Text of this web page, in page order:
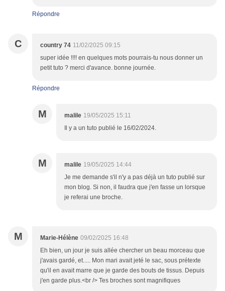
Répondre
C country 74 11/02/2025 09:15
super idée !!!! en quelques mots pourrais-tu nous donner un
petit tuto ? merci d'avance. bonne journée.
Répondre
M malile 19/05/2025 15:11
Il y a un tuto publié le 16/02/2024.
M malile 19/05/2025 14:44
Je me demande s'il n'y a pas déjà un tuto publié sur
mon blog. Si non, il faudra que j'en fasse un lorsque
je referai une broche.
M Marie-Hélène 09/02/2025 16:48
Eh bien, un jour je suis allée chercher un beau morceau que
j'avais gardé, et..... Mon mari avait jeté le sac, sous prétexte
qu'il en avait marre que je garde des bouts de tissus. Depuis
j'en garde plus.<br /> Tes broches sont magnifiques